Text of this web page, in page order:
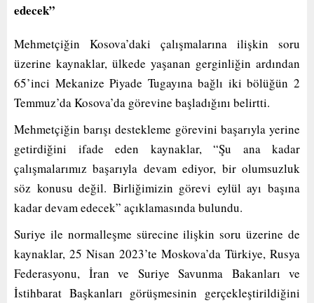
edecek”
Mehmetçiğin Kosova’daki çalışmalarına ilişkin soru
üzerine kaynaklar, ülkede yaşanan gerginliğin ardından
65’inci Mekanize Piyade Tugayına bağlı iki bölüğün 2
Temmuz’da Kosova’da görevine başladığını belirtti.
Mehmetçiğin barışı destekleme görevini başarıyla yerine
getirdiğini ifade eden kaynaklar, “Şu ana kadar
çalışmalarımız başarıyla devam ediyor, bir olumsuzluk
söz konusu değil. Birliğimizin görevi eylül ayı başına
kadar devam edecek” açıklamasında bulundu.
Suriye ile normalleşme sürecine ilişkin soru üzerine de
kaynaklar, 25 Nisan 2023’te Moskova’da Türkiye, Rusya
Federasyonu, İran ve Suriye Savunma Bakanları ve
İstihbarat Başkanları görüşmesinin gerçekleştirildiğini